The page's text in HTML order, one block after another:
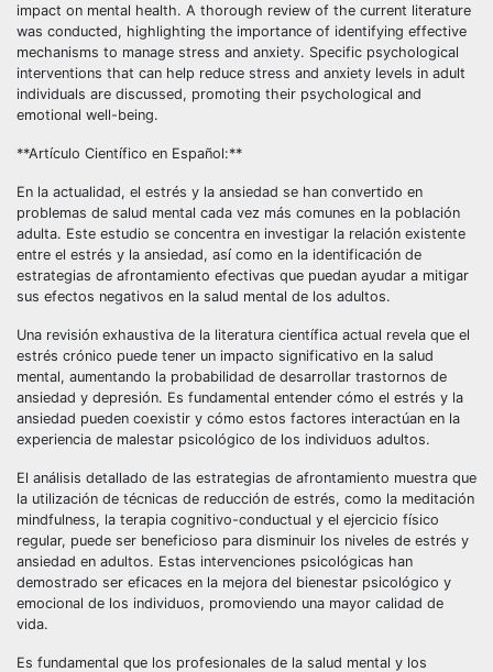
impact on mental health. A thorough review of the current literature
was conducted, highlighting the importance of identifying effective
mechanisms to manage stress and anxiety. Specific psychological
interventions that can help reduce stress and anxiety levels in adult
individuals are discussed, promoting their psychological and
emotional well-being.
**Artículo Científico en Español:**
En la actualidad, el estrés y la ansiedad se han convertido en
problemas de salud mental cada vez más comunes en la población
adulta. Este estudio se concentra en investigar la relación existente
entre el estrés y la ansiedad, así como en la identificación de
estrategias de afrontamiento efectivas que puedan ayudar a mitigar
sus efectos negativos en la salud mental de los adultos.
Una revisión exhaustiva de la literatura científica actual revela que el
estrés crónico puede tener un impacto significativo en la salud
mental, aumentando la probabilidad de desarrollar trastornos de
ansiedad y depresión. Es fundamental entender cómo el estrés y la
ansiedad pueden coexistir y cómo estos factores interactúan en la
experiencia de malestar psicológico de los individuos adultos.
El análisis detallado de las estrategias de afrontamiento muestra que
la utilización de técnicas de reducción de estrés, como la meditación
mindfulness, la terapia cognitivo-conductual y el ejercicio físico
regular, puede ser beneficioso para disminuir los niveles de estrés y
ansiedad en adultos. Estas intervenciones psicológicas han
demostrado ser eficaces en la mejora del bienestar psicológico y
emocional de los individuos, promoviendo una mayor calidad de
vida.
Es fundamental que los profesionales de la salud mental y los